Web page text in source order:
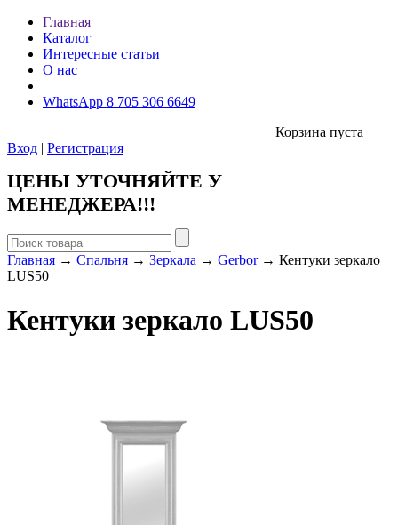
Главная
Каталог
Интересные статьи
О нас
|
WhatsApp 8 705 306 6649
Корзина пуста
Вход | Регистрация
ЦЕНЫ УТОЧНЯЙТЕ У
МЕНЕДЖЕРА!!!
Главная → Спальня → Зеркала → Gerbor → Кентуки зеркало
LUS50
Кентуки зеркало LUS50